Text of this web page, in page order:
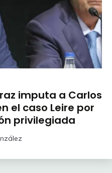
imputa a Carlos
el caso Leire por
privilegiada